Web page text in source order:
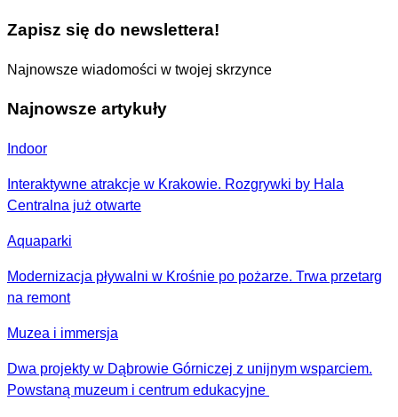
Zapisz się do newslettera!
Najnowsze wiadomości w twojej skrzynce
Najnowsze artykuły
Indoor
Interaktywne atrakcje w Krakowie. Rozgrywki by Hala
Centralna już otwarte
Aquaparki
Modernizacja pływalni w Krośnie po pożarze. Trwa przetarg
na remont
Muzea i immersja
Dwa projekty w Dąbrowie Górniczej z unijnym wsparciem.
Powstaną muzeum i centrum edukacyjne